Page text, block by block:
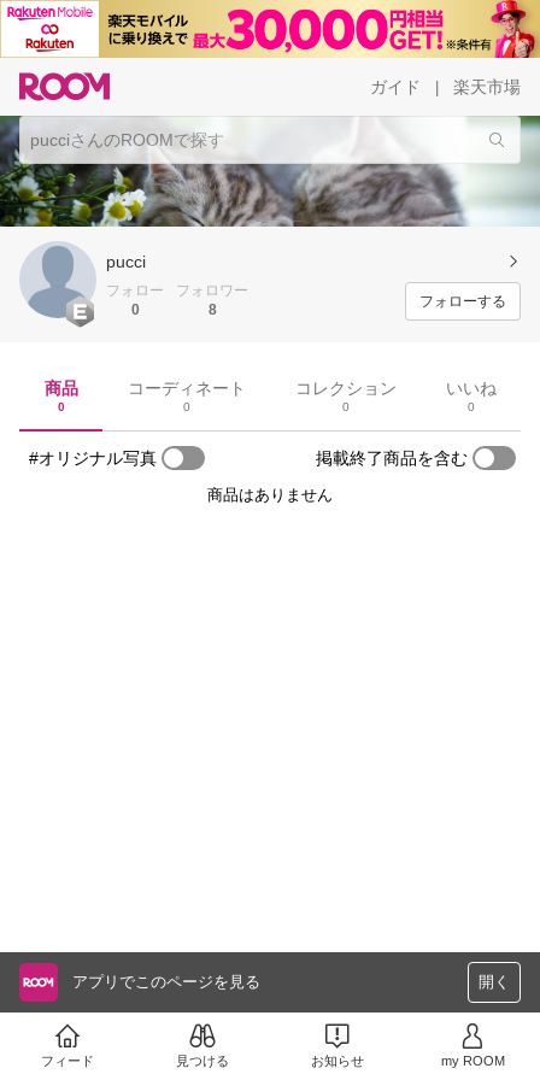
ガイド 楽天市場
pucci
フォロー
0
フォロワー
8
フォローする
商品
0
コーディネート
0
コレクション
0
いいね
0
#オリジナル写真 掲載終了商品を含む
商品はありません
アプリでこのページを見る 開く
フィード 見つける お知らせ my ROOM